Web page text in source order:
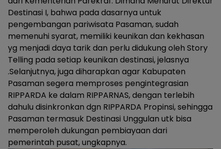
Destinasi I, bahwa pada dasarnya untuk
pengembangan pariwisata Pasaman, sudah
memenuhi syarat, memiliki keunikan dan kekhasan
yg menjadi daya tarik dan perlu didukung oleh Story
Telling pada setiap keunikan destinasi, jelasnya
.Selanjutnya, juga diharapkan agar Kabupaten
Pasaman segera memproses pengintegrasian
RIPPARDA ke dalam RIPPARNAS, dengan terlebih
dahulu disinkronkan dgn RIPPARDA Propinsi, sehingga
Pasaman termasuk Destinasi Unggulan utk bisa
memperoleh dukungan pembiayaan dari
pemerintah pusat, ungkapnya.